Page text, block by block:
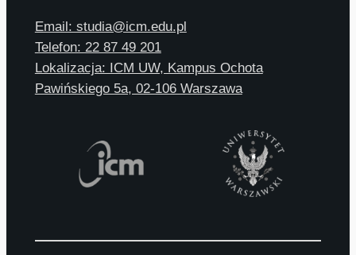
Email: studia@icm.edu.pl
Telefon: 22 87 49 201
Lokalizacja: ICM UW, Kampus Ochota
Pawińskiego 5a, 02-106 Warszawa